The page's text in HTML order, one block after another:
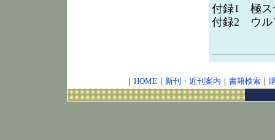
付録1 極ス
付録2 ウル
HOME｜ 新刊・近刊案内 書籍検索｜